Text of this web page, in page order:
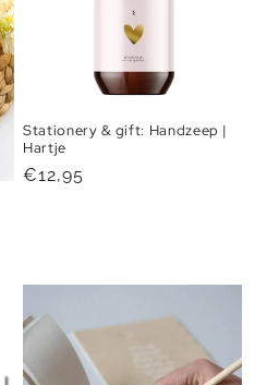
Stationery & gift: Handzeep |
Hartje
Normale
€12,95